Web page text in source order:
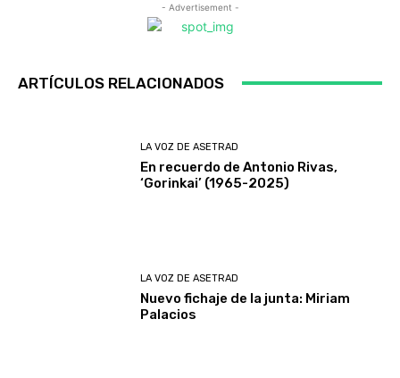
- Advertisement -
ARTÍCULOS RELACIONADOS
LA VOZ DE ASETRAD
En recuerdo de Antonio Rivas,
‘Gorinkai’ (1965-2025)
LA VOZ DE ASETRAD
Nuevo fichaje de la junta: Miriam
Palacios